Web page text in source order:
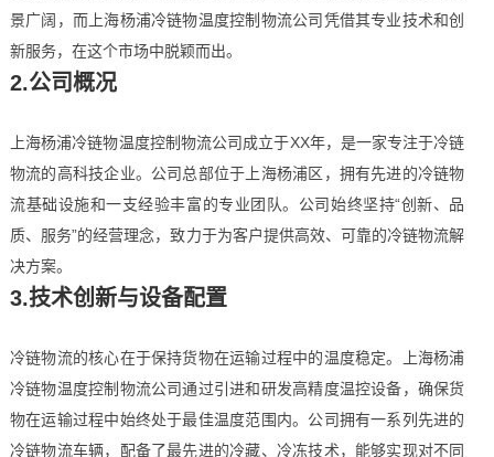
景广阔，而上海杨浦冷链物温度控制物流公司凭借其专业技术和创
新服务，在这个市场中脱颖而出。
2.公司概况
上海杨浦冷链物温度控制物流公司成立于XX年，是一家专注于冷链
物流的高科技企业。公司总部位于上海杨浦区，拥有先进的冷链物
流基础设施和一支经验丰富的专业团队。公司始终坚持“创新、品
质、服务”的经营理念，致力于为客户提供高效、可靠的冷链物流解
决方案。
3.技术创新与设备配置
冷链物流的核心在于保持货物在运输过程中的温度稳定。上海杨浦
冷链物温度控制物流公司通过引进和研发高精度温控设备，确保货
物在运输过程中始终处于最佳温度范围内。公司拥有一系列先进的
冷链物流车辆，配备了最先进的冷藏、冷冻技术，能够实现对不同